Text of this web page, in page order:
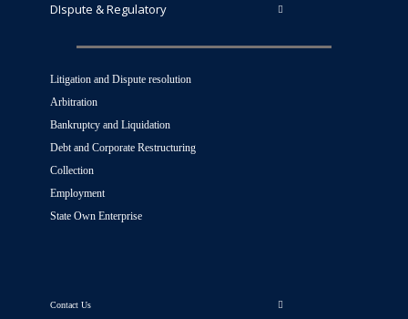
DIspute & Regulatory
Litigation and Dispute resolution
Arbitration
Bankruptcy and Liquidation
Debt and Corporate Restructuring
Collection
Employment
State Own Enterprise
Contact Us